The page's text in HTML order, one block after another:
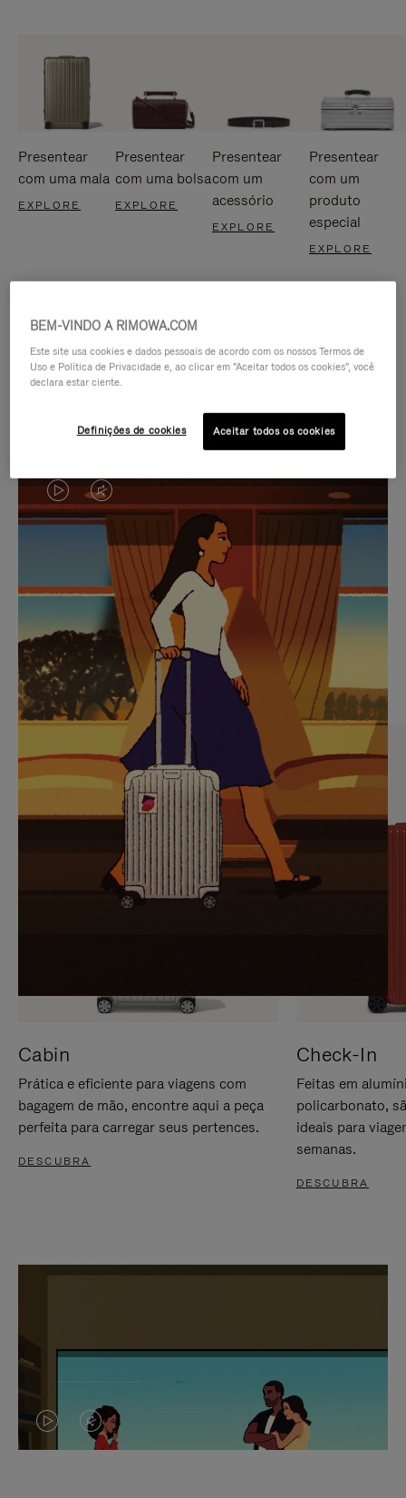
Presentear
com uma mala
EXPLORE
Presentear
com uma bolsa
EXPLORE
Presentear
com um
acessório
EXPLORE
Presentear
com um
produto
especial
EXPLORE
O
VÍDEO
NÃO
ESTÁ
PAUSADO,
PRESSIONE
PARA
PAUSÁ-
LO
O
VÍDEO
ESTÁ
SEM
SOM.
POR
FAVOR,
CLIQUE
PARA
ATIVÁ-
LO
SELEÇÃO DE PRESENTES CUIDADOSAMENTE
SELECIONADA
Encontre a companheira
perfeita para cada viagem
Cabin
Prática e eficiente para viagens com
bagagem de mão, encontre aqui a peça
perfeita para carregar seus pertences.
DESCUBRA
Check-In
Feitas em
policarbonato,
ideais para
semanas.
DESCUBRA
O
O
BEM-VINDO A RIMOWA.COM
Este site usa cookies e dados pessoais de acordo com os nossos Termos de
Uso e Política de Privacidade e, ao clicar em "Aceitar todos os cookies", você
declara estar ciente.
Definições de cookies Aceitar todos os cookies